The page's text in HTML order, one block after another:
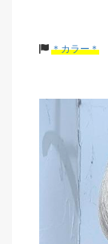
＊カラー＊